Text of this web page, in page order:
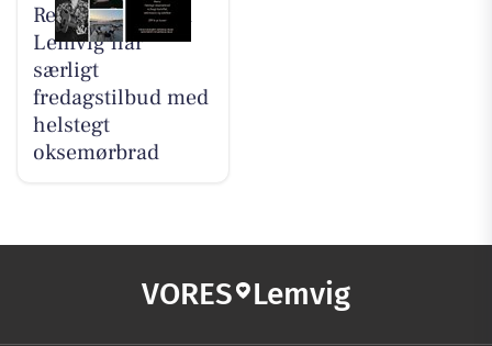
Restaurant Luna
Lemvig har
særligt
fredagstilbud med
helstegt
oksemørbrad
VORES Lemvig